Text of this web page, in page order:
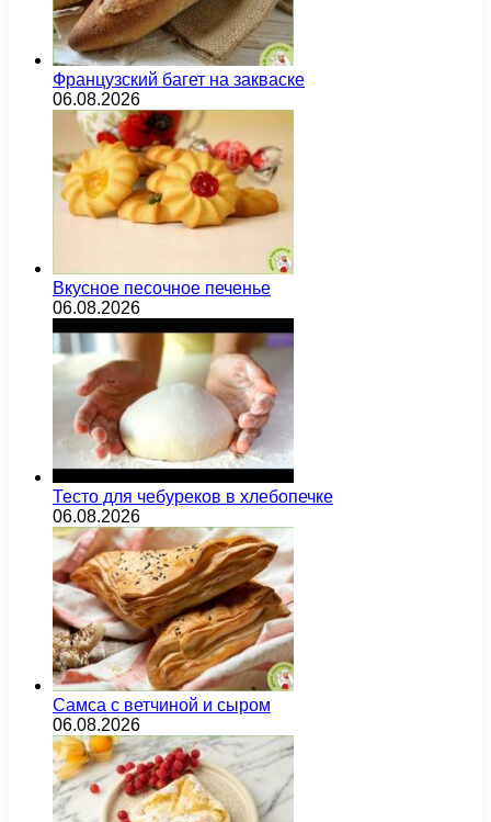
Французский багет на закваске
06.08.2026
Вкусное песочное печенье
06.08.2026
Тесто для чебуреков в хлебопечке
06.08.2026
Самса с ветчиной и сыром
06.08.2026